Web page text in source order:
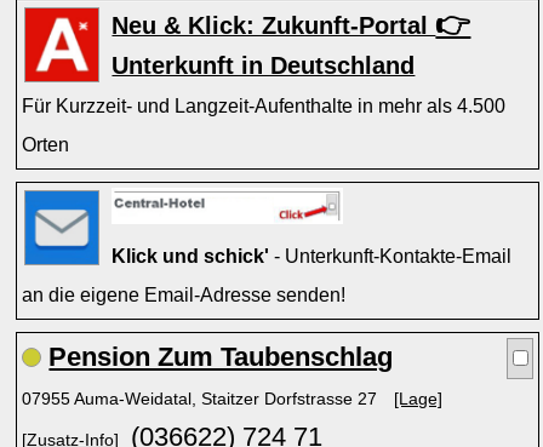
Neu & Klick: Zukunft-Portal 👉
Unterkunft in Deutschland
Für Kurzzeit- und Langzeit-Aufenthalte in mehr als 4.500
Orten
Klick und schick' - Unterkunft-Kontakte-Email
an die eigene Email-Adresse senden!
Pension Zum Taubenschlag
07955 Auma-Weidatal, Staitzer Dorfstrasse 27 [Lage]
[Zusatz-Info] (036622) 724 71